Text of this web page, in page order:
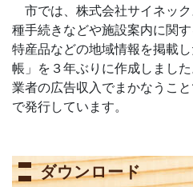
市では、株式会社サイネッ
種手続きなどや施設案内に関
特産品などの地域情報を掲載
帳」を３年ぶりに作成しまし
業者の広告収入でまかなうこ
で発行しています。
ダウンロード